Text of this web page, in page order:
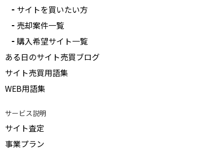
サイトを買いたい方
売却案件一覧
購入希望サイト一覧
ある日のサイト売買ブログ
サイト売買用語集
WEB用語集
サービス説明
サイト査定
事業プラン